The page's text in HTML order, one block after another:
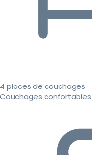
4 places de couchages
Couchages